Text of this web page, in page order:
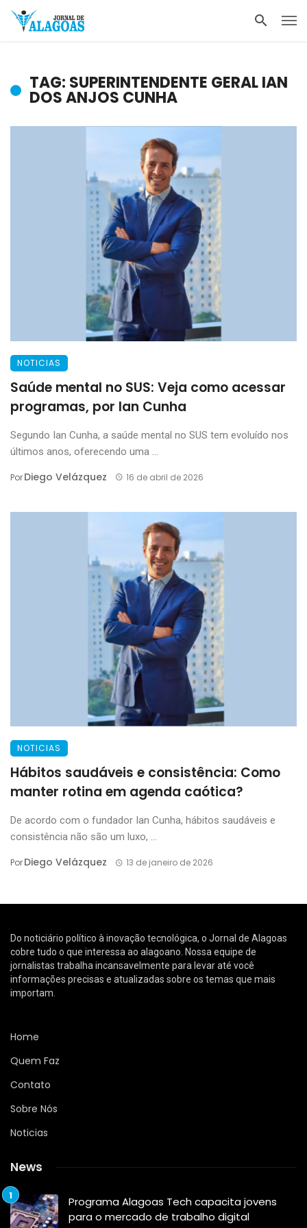
TAG: SUPERINTENDENTE GERAL IAN
DOS ANJOS CUNHA
NOTICIAS
Saúde mental no SUS: Veja como acessar
programas, por Ian Cunha
Segundo Ian Cunha, a saúde mental no SUS tem evoluído nos
últimos anos, oferecendo uma ...
PorDiego Velázquez 16 de abril de 2026
NOTICIAS
Hábitos saudáveis e consistência: Como
manter rotina em agenda caótica?
De acordo com o fundador Ian Cunha, hábitos saudáveis e
consistência não são um luxo, ...
PorDiego Velázquez 13 de janeiro de 2026
Do noticiário político à inovação tecnológica, o Jornal de Alagoas
cobre tudo o que interessa ao alagoano. Nossa equipe de
jornalistas trabalha incansavelmente para levar até você
informações precisas e atualizadas sobre os temas que mais
importam.
Home
Quem Faz
Contato
Sobre Nós
Noticias
News
Programa Alagoas Tech capacita jovens
para o mercado de trabalho digital